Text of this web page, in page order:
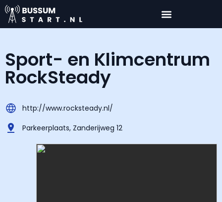
Sport- en Klimcentrum
RockSteady
http://www.rocksteady.nl/
Parkeerplaats, Zanderijweg 12